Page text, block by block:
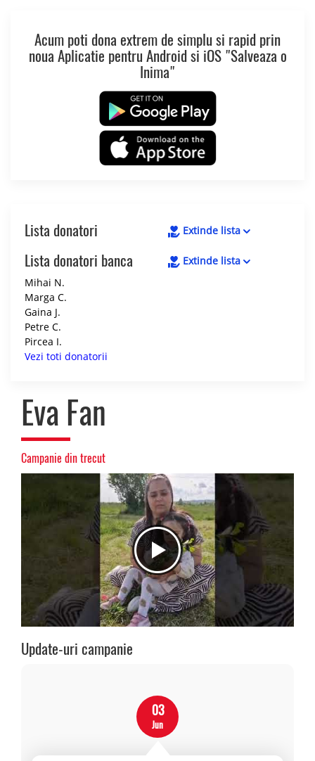
Acum poti dona extrem de simplu si rapid prin
noua Aplicatie pentru Android si iOS "Salveaza o
Inima"
Lista donatori Extinde lista
Lista donatori banca
Extinde lista
Mihai N.
Marga C.
Gaina J.
Petre C.
Pircea I.
Vezi toti donatorii
Eva Fan
Campanie din trecut
Update-uri campanie
03
Jun